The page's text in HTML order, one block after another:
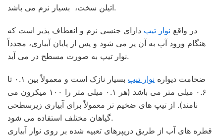
اتیلن سخت، بسیار نرم می باشد.
در واقع نوار تیپ دارای جنسی نرم و انعطاف پذیر است که
هنگام ورود آب به آن پر می شود و پس از پایان آبیاری، مجدداً
نوار تیپ به صورت مسطح در می آید.
ضخامت دیواره نوار تیپ
بسیار نازک است و معمولاً بین ۰.۱ تا
۰.۶ میلی متر می باشد (هر ۰.۱ میلی متر را ۱۰۰ میکرون می
نامند). از تیپ های ضخیم تر معمولاً برای آبیاری زیرسطحی
گیاهان مختلف استفاده می شود.
قطره های آب از طریق دریپرهای تعبیه شده بر روی نوار آبیاری